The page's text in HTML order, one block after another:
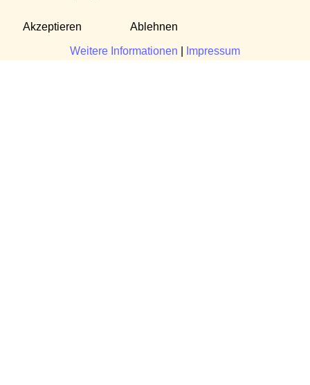
Akzeptieren Ablehnen
Weitere Informationen Impressum